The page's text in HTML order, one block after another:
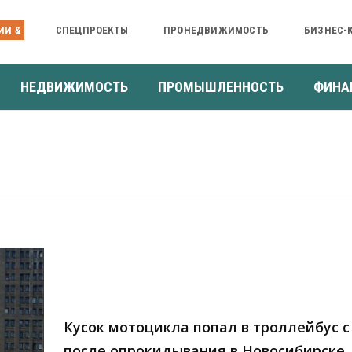
& СПЕЦПРОЕКТЫ ПРОНЕДВИЖИМОСТЬ БИЗНЕС-
НЕДВИЖИМОСТЬ ПРОМЫШЛЕННОСТЬ
Кусок мотоцикла попал в троллейбус